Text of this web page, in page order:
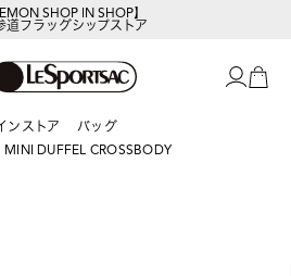
SHOP IN SHOP】
道フラッグシップストア
ンストア
バッグ
MINI DUFFEL CROSSBODY